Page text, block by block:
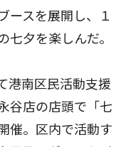
ースを展開し、１
七夕を楽しんだ。
港南区民活動支援
谷店の店頭で「七
催。区内で活動す